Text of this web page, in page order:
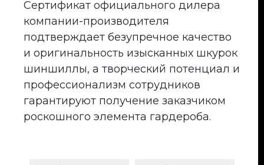
Сертификат официального дилера
компании-производителя
подтверждает безупречное качество
и оригинальность изысканных шкурок
шиншиллы, а творческий потенциал и
профессионализм сотрудников
гарантируют получение заказчиком
роскошного элемента гардероба.